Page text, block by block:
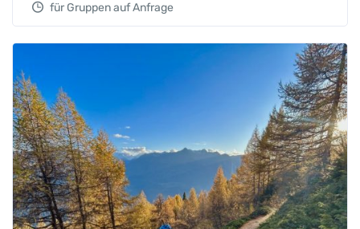
für Gruppen auf Anfrage